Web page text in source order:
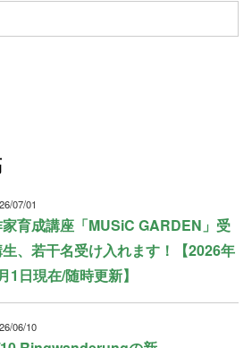
07/01
育成講座「MUSiC GARDEN」受
、若干名受け入れます！【2026年
1日現在/随時更新】
06/10